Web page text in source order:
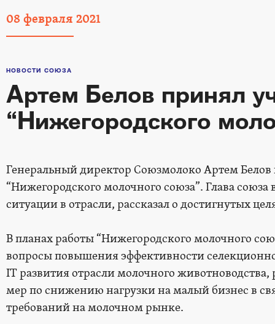
08 февраля 2021
НОВОСТИ СОЮЗА
Артем Белов принял
“Нижегородского
Генеральный директор Союзмолоко Артем
“Нижегородского молочного союза”. Глава
ситуации в отрасли, рассказал о достигнутых
В планах работы “Нижегородского молочного
вопросы повышения эффективности
IT развития отрасли молочного животноводства,
мер по снижению нагрузки на малый бизнес в
требований на молочном рынке.